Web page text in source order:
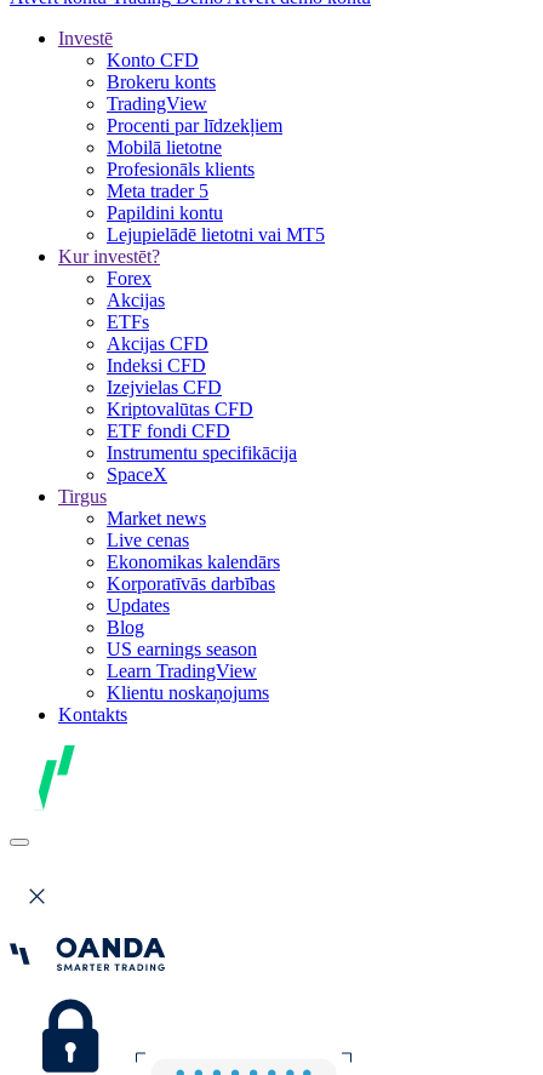
Investē
Konto CFD
Brokeru konts
TradingView
Procenti par līdzekļiem
Mobilā lietotne
Profesionāls klients
Meta trader 5
Papildini kontu
Lejupielādē lietotni vai MT5
Kur investēt?
Forex
Akcijas
ETFs
Akcijas CFD
Indeksi CFD
Izejvielas CFD
Kriptovalūtas CFD
ETF fondi CFD
Instrumentu specifikācija
SpaceX
Tirgus
Market news
Live cenas
Ekonomikas kalendārs
Korporatīvās darbības
Updates
Blog
US earnings season
Learn TradingView
Klientu noskaņojums
Kontakts